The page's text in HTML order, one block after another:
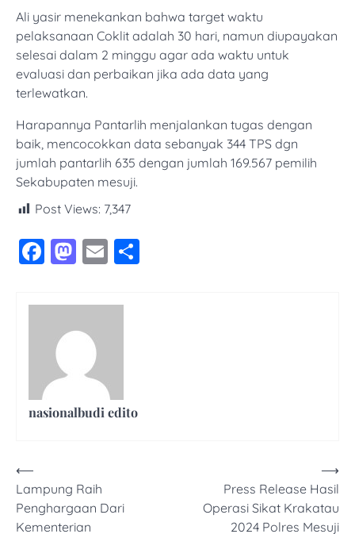
Ali yasir menekankan bahwa target waktu
pelaksanaan Coklit adalah 30 hari, namun diupayakan
selesai dalam 2 minggu agar ada waktu untuk
evaluasi dan perbaikan jika ada data yang
terlewatkan.
Harapannya Pantarlih menjalankan tugas dengan
baik, mencocokkan data sebanyak 344 TPS dgn
jumlah pantarlih 635 dengan jumlah 169.567 pemilih
Sekabupaten mesuji.
Post Views: 7,347
Facebook
Mastodon
Email
nasionalbudi edito
Navigasi
pos
⟵
Lampung Raih
Penghargaan Dari
Kementerian
Press Release Hasil
Operasi Sikat Krakatau
2024 Polres Mesuji
⟶